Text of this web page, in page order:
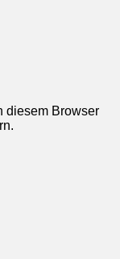
diesem Browser